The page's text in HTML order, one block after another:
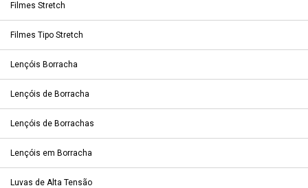
Filmes Stretch
Filmes Tipo Stretch
Lençóis Borracha
Lençóis de Borracha
Lençóis de Borrachas
Lençóis em Borracha
Luvas de Alta Tensão